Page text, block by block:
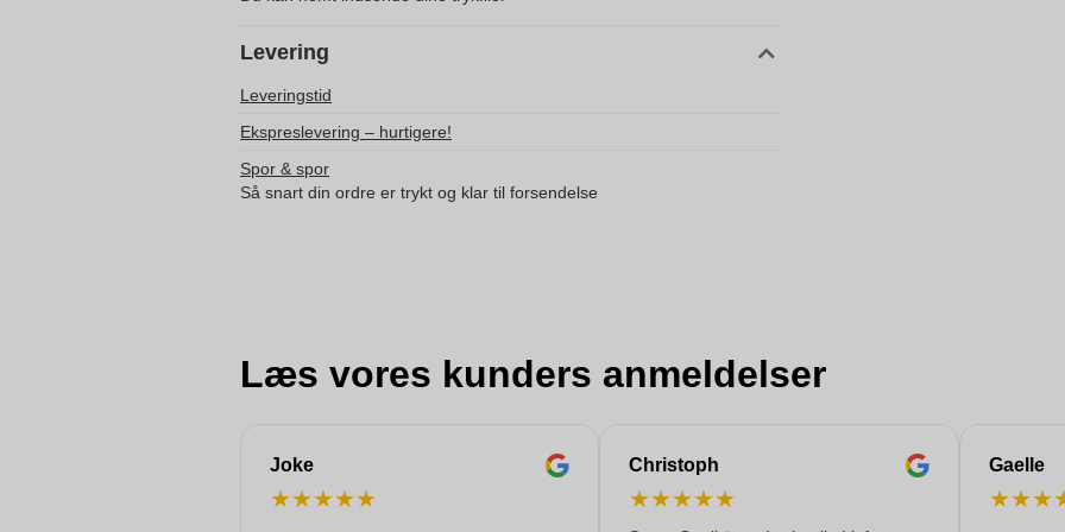
Levering
Leveringstid
Ekspreslevering – hurtigere!
Spor & spor
Så snart din ordre er trykt og klar til forsendelse
Læs vores kunders anmeldelser
Joke
★★★★★
Christoph
★★★★★
Gaelle
★★★